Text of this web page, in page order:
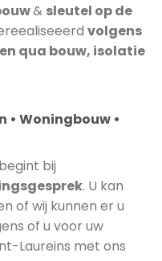
& sleutel op de
volgens
qua bouw, isolatie
• Woningbouw •
bij
. U kan
of wij kunnen er u
of u voor uw
Laureins met ons